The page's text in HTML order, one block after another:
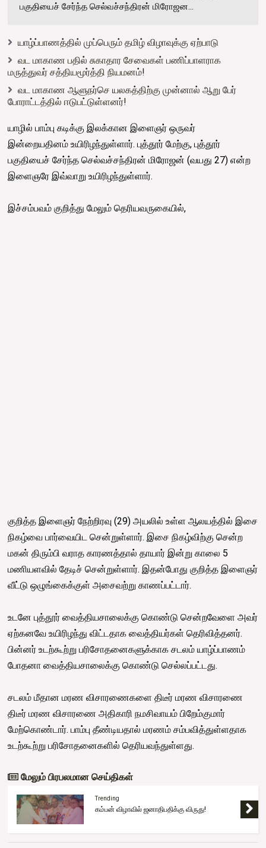
பகுதியைச் சேர்ந்த செல்வச்சந்திரன் மிரோஜன...
யாழ்ப்பாணத்தில் முப்பெரும் தமிழ் விழாவுக்கு ஏற்பாடு
வட மாகாண பதில் சுகாதார சேவைகள் பணிப்பாளராக
மருத்துவர் சத்தியமூர்த்தி நியமனம்!
வட மாகாண ஆளுநர்செ யலகத்திற்கு முன்னால் ஆறு பேர்
போராட்டத்தில் ஈடுபட்டுள்ளனர்!
யாழில் பாம்பு கடிக்கு இலக்கான இளைஞர் ஒருவர்
இன்றையதினம் உயிரிழந்துள்ளார். புத்தூர் மேற்கு, புத்தூர்
பகுதியைச் சேர்ந்த செல்வச்சந்திரன் மிரோஜன் (வயது 27) என்ற
இளைஞரே இவ்வாறு உயிரிழந்துள்ளார்.
இச்சம்பவம் குறித்து மேலும் தெரியவருகையில்,
குறித்த இளைஞர் நேற்றிரவு (29) அயலில் உள்ள ஆலயத்தில் இசை
நிகழ்வை பார்வையிட சென்றுள்ளார். இசை நிகழ்விற்கு சென்ற
மகன் திரும்பி வராத காரணத்தால் தாயார் இன்று காலை 5
மணியளவில் தேடிச் சென்றுள்ளார். இதன்போது குறித்த இளைஞர்
வீட்டு ஒழுங்கைக்குள் அசைவற்று காணப்பட்டார்.
உடனே புத்தூர் வைத்தியசாலைக்கு கொண்டு சென்றவேளை அவர்
ஏற்கனவே உயிரிழந்து விட்டதாக வைத்தியர்கள் தெரிவித்தனர்.
பின்னர் உடற்கூற்று பரிசோதனைகளுக்காக சடலம் யாழ்ப்பாணம்
போதனா வைத்தியசாலைக்கு கொண்டு செல்லப்பட்டது.
சடலம் மீதான மரண விசாரணைகளை திடீர் மரண விசாரணை
திடீர் மரண விசாரணை அதிகாரி நமசிவாயம் பிறேம்குமார்
மேற்கொண்டார். பாம்பு தீண்டியதால் மரணம் சம்பவித்துள்ளதாக
உடற்கூற்று பரிசோதனைகளில் தெரியவந்துள்ளது.
மேலும் பிரபலமான செய்திகள்
Trending
கம்பன் விழாவில் ஜனாதிபதிக்கு விருது!